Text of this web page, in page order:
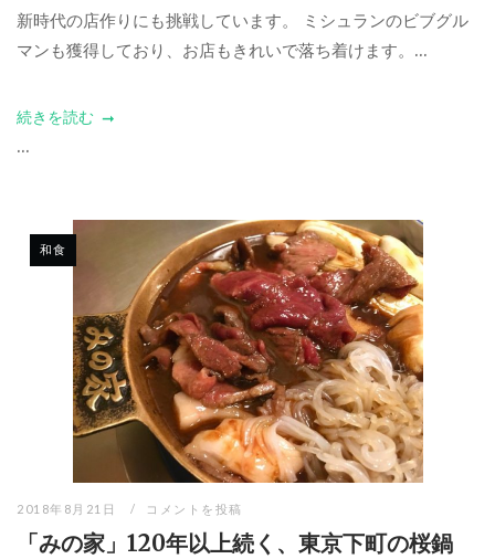
新時代の店作りにも挑戦しています。 ミシュランのビブグル
マンも獲得しており、お店もきれいで落ち着けます。...
続きを読む
...
和食
2018年8月21日 コメントを投稿
「みの家」120年以上続く、東京下町の桜鍋